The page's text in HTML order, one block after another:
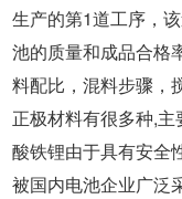
生产的第1道工序，
池的质量和成品合格
料配比，混料步骤，
正极材料有很多种,
酸铁锂由于具有安全
被国内电池企业广泛